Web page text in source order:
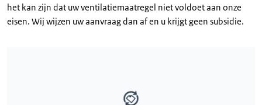
het kan zijn dat uw ventilatiemaatregel niet voldoet aan onze
eisen. Wij wijzen uw aanvraag dan af en u krijgt geen subsidie.